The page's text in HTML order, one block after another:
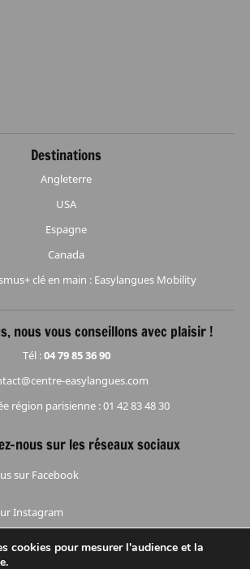
Destinations
Angleterre
USA
Espagne
Canada
clé en main : Easylangues Mobility
nous vous conseillons avec plaisir !
Tél :04 79 85 36 90
easylangues.com
région parisienne : 01 42 83 48 30
nous sur les réseaux sociaux
sur Facebook
Instagram
cookies pour mesurer l'audience et la